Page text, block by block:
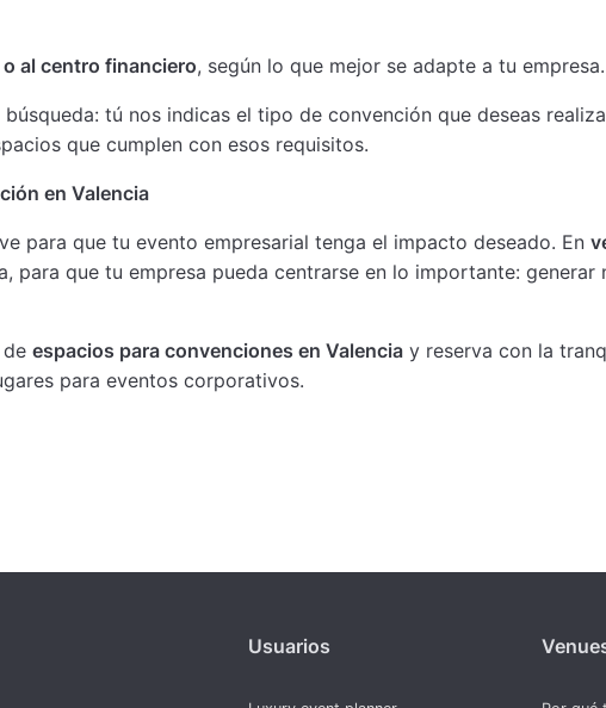
al centro financiero, según lo que mejor se adapte a tu empresa.
tú nos indicas el tipo de convención que deseas
que cumplen con esos requisitos.
en Valencia
para que tu evento empresarial tenga el impacto deseado. En
para que tu empresa pueda centrarse en lo importante:
espacios para convenciones en Valencia y reserva con la
para eventos corporativos.
Usuarios